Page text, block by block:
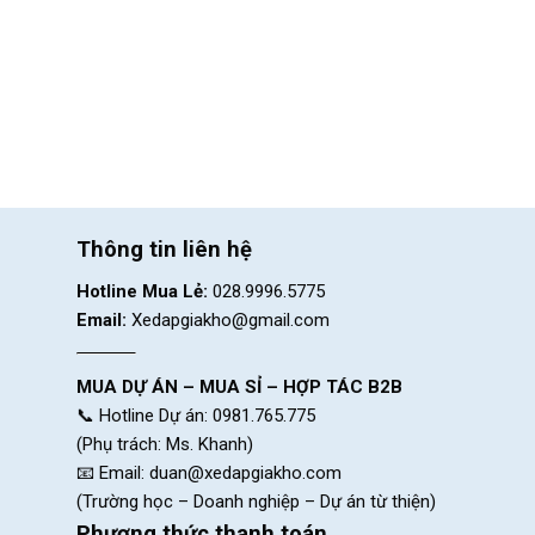
Thông tin liên hệ
Hotline Mua Lẻ: 028.9996.5775
Email: Xedapgiakho@gmail.com
MUA DỰ ÁN – MUA SỈ – HỢP TÁC B2B
📞 Hotline Dự án: 0981.765.775
(Phụ trách: Ms. Khanh)
📧 Email: duan@xedapgiakho.com
(Trường học – Doanh nghiệp – Dự án từ thiện)